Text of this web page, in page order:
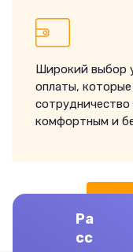
Широкий выбор
оплаты,
комфортным и
Ра
сс